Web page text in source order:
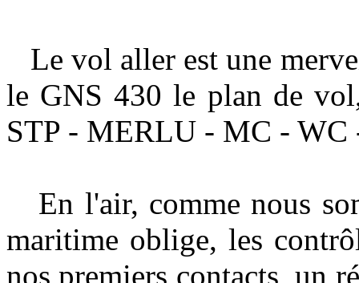
Le vol aller est une
le GNS 430 le plan de
STP - MERLU - MC -
En l'air, comme nous
maritime oblige, les
nos premiers contacts, un